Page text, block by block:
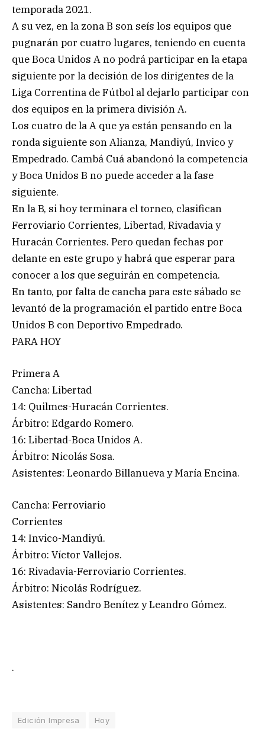
temporada 2021.
A su vez, en la zona B son seís los equipos que
pugnarán por cuatro lugares, teniendo en cuenta
que Boca Unidos A no podrá participar en la etapa
siguiente por la decisión de los dirigentes de la
Liga Correntina de Fútbol al dejarlo participar con
dos equipos en la primera división A.
Los cuatro de la A que ya están pensando en la
ronda siguiente son Alianza, Mandiyú, Invico y
Empedrado. Cambá Cuá abandonó la competencia
y Boca Unidos B no puede acceder a la fase
siguiente.
En la B, si hoy terminara el torneo, clasifican
Ferroviario Corrientes, Libertad, Rivadavia y
Huracán Corrientes. Pero quedan fechas por
delante en este grupo y habrá que esperar para
conocer a los que seguirán en competencia.
En tanto, por falta de cancha para este sábado se
levantó de la programación el partido entre Boca
Unidos B con Deportivo Empedrado.
PARA HOY
Primera A
Cancha: Libertad
14: Quilmes-Huracán Corrientes.
Árbitro: Edgardo Romero.
16: Libertad-Boca Unidos A.
Árbitro: Nicolás Sosa.
Asistentes: Leonardo Billanueva y María Encina.
Cancha: Ferroviario
Corrientes
14: Invico-Mandiyú.
Árbitro: Víctor Vallejos.
16: Rivadavia-Ferroviario Corrientes.
Árbitro: Nicolás Rodríguez.
Asistentes: Sandro Benítez y Leandro Gómez.
.
Edición Impresa Hoy